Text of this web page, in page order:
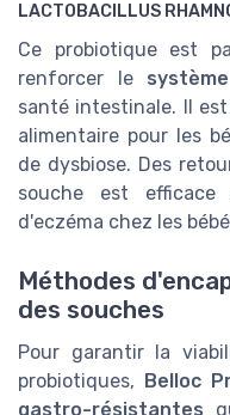
LACTOBACILLUS
Ce probiotique est
renforcer le
santé intestinale. Il
alimentaire pour les
de dysbiose. Des
souche est efficace
d'eczéma chez les
Méthodes
des souches
Pour garantir la
probiotiques, Belloc
gastro-résistantes